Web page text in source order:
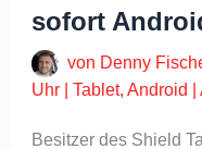
sofort
von Denny
Uhr |Tablet,Android |
Besitzer des Shield